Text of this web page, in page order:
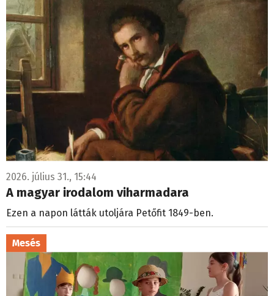
2026. július 31., 15:44
A magyar irodalom viharmadara
Ezen a napon látták utoljára Petőfit 1849-ben.
Mesés